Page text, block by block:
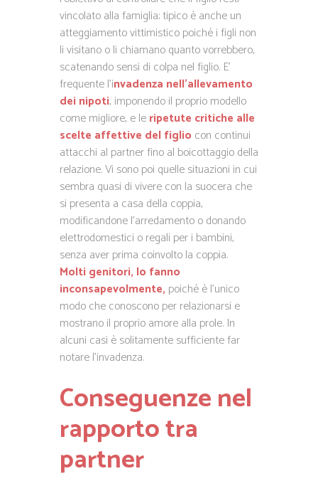
vincolato alla famiglia; tipico è anche un
atteggiamento vittimistico poiché i figli non
li visitano o li chiamano quanto vorrebbero,
scatenando sensi di colpa nel figlio. E’
frequente l’invadenza nell’allevamento
dei nipoti, imponendo il proprio modello
come migliore, e leripetute critiche alle
scelte affettive del figlio con continui
attacchi al partner fino al boicottaggio della
relazione. Vi sono poi quelle situazioni in cui
sembra quasi di vivere con la suocera che
si presenta a casa della coppia,
modificandone l’arredamento o donando
elettrodomestici o regali per i bambini,
senza aver prima coinvolto la coppia.
Molti genitori, lo fanno
inconsapevolmente, poiché è l’unico
modo che conoscono per relazionarsi e
mostrano il proprio amore alla prole. In
alcuni casi è solitamente sufficiente far
notare l’invadenza.
Conseguenze nel
rapporto tra
partner